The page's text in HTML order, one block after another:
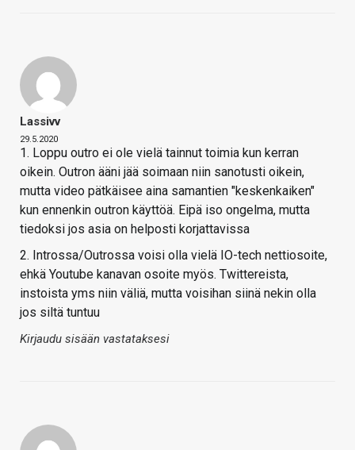
Lassivv
29.5.2020
1. Loppu outro ei ole vielä tainnut toimia kun kerran
oikein. Outron ääni jää soimaan niin sanotusti oikein,
mutta video pätkäisee aina samantien "keskenkaiken"
kun ennenkin outron käyttöä. Eipä iso ongelma, mutta
tiedoksi jos asia on helposti korjattavissa
2. Introssa/Outrossa voisi olla vielä IO-tech nettiosoite,
ehkä Youtube kanavan osoite myös. Twittereista,
instoista yms niin väliä, mutta voisihan siinä nekin olla
jos siltä tuntuu
Kirjaudu sisään vastataksesi